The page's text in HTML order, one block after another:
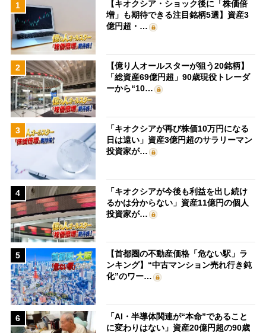
1
【キオクシア・ショック後に「株価倍
増」も期待できる注目銘柄5選】資産3
億円超・…
2
【億り人オールスターが狙う20銘柄】
「総資産69億円超」90歳現役トレーダ
ーから“10…
3
「キオクシアが再び株価10万円になる
日は遠い」資産3億円超のサラリーマン
投資家が…
4
「キオクシアが今後も利益を出し続け
るかは分からない」資産11億円の個人
投資家が…
5
【首都圏の不動産価格「危ない駅」ラ
ンキング】“中古マンション売れ行き鈍
化”のワー…
6
「AI・半導体関連が“本命”であること
に変わりはない」資産20億円超の90歳